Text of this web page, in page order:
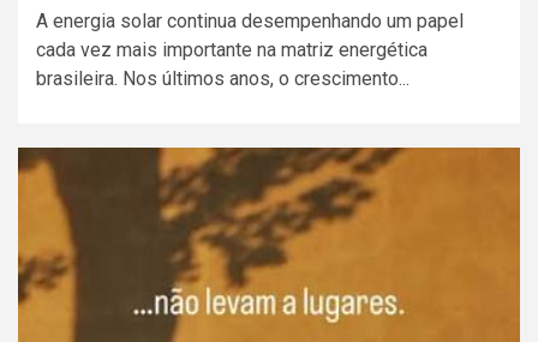
A energia solar continua desempenhando um papel
cada vez mais importante na matriz energética
brasileira. Nos últimos anos, o crescimento...